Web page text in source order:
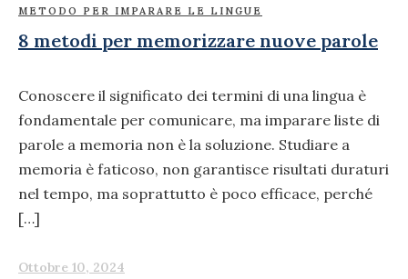
METODO PER IMPARARE LE LINGUE
8 metodi per memorizzare nuove parole
Conoscere il significato dei termini di una lingua è
fondamentale per comunicare, ma imparare liste di
parole a memoria non è la soluzione. Studiare a
memoria è faticoso, non garantisce risultati duraturi
nel tempo, ma soprattutto è poco efficace, perché
[…]
Ottobre 10, 2024